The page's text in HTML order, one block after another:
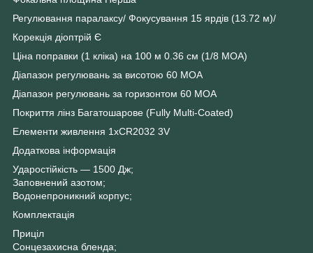
Регулювання паралаксу/ Фокусування 15 ярдів (13.72 м)/
Корекція діоптрій Є
Ціна поправки (1 кліка) на 100 м 0.36 см (1/8 МОА)
Діапазон регулювань за висотою 60 MOA
Діапазон регулювань за горизонтом 60 MOA
Покриття лінз Багатошарове (Fully Multi-Coated)
Елементи живлення 1xCR2032 3V
Додаткова інформація
Ударостійкість — 1500 Дж;
Заповнений азотом;
Водонепроникний корпус;
Комплектація
Приціл
Сонцезахисна бленда;